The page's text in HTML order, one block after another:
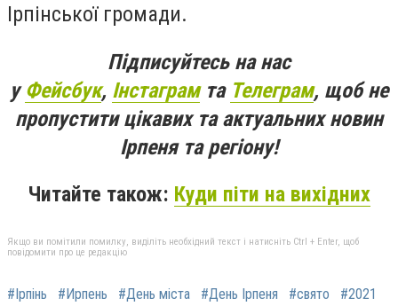
Ірпінської громади.
Підписуйтесь на нас
уФейсбук, Інстаграмта Телеграм, щоб не
пропустити цікавих та актуальних новин
Ірпеня та регіону!
Читайте також: Куди піти на вихідних
Якщо ви помітили помилку, виділіть необхідний текст і натисніть Ctrl + Enter, щоб
повідомити про це редакцію
#Ірпінь #Ирпень #День міста #День Ірпеня #свято #2021